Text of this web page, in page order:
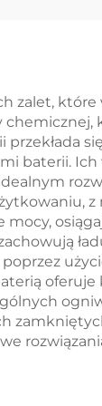
baterii.